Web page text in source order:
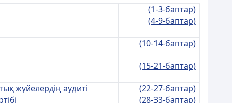
(1-3-баптар)
(4-9-баптар)
(10-14-баптар)
(15-21-баптар)
жүйелердің аудиті
(22-27-баптар)
(28-33-баптар)